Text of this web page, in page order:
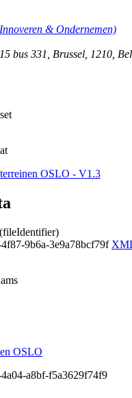
& Ondernemen)
bus 331 Brussel 1210
OSLO - V1.3
9b6a-3e9a78bcf79f
OSLO
a8bf-f5a3629f74f9